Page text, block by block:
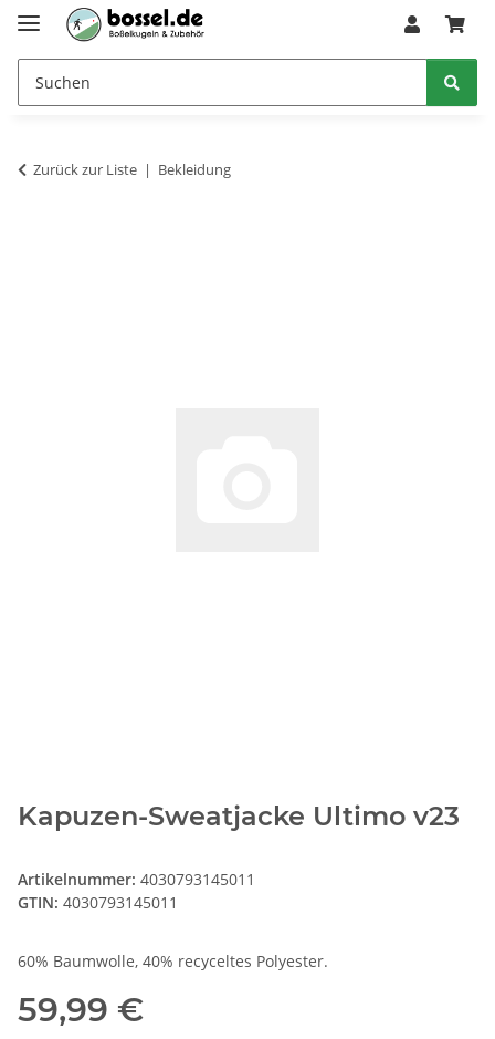
Zurück zur Liste Bekleidung
Kapuzen-Sweatjacke Ultimo v23
Artikelnummer: 4030793145011
GTIN: 4030793145011
60% Baumwolle, 40% recyceltes Polyester.
59,99 €